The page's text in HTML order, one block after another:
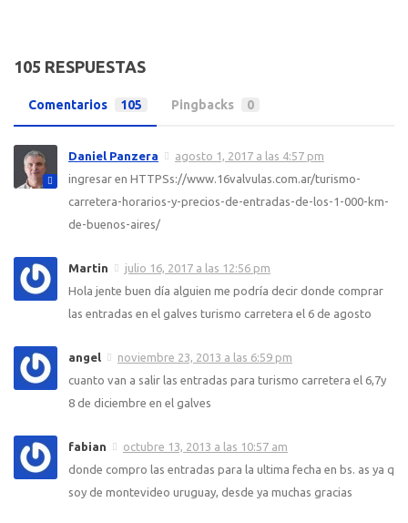
105 RESPUESTAS
Comentarios 105 Pingbacks 0
Daniel Panzera
agosto 1, 2017 a las 4:57 pm
ingresar en HTTPSs://www.16valvulas.com.ar/turismo-
carretera-horarios-y-precios-de-entradas-de-los-1-000-km-
de-buenos-aires/
Martin
julio 16, 2017 a las 12:56 pm
Hola jente buen día alguien me podría decir donde comprar
las entradas en el galves turismo carretera el 6 de agosto
angel
noviembre 23, 2013 a las 6:59 pm
cuanto van a salir las entradas para turismo carretera el 6,7y
8 de diciembre en el galves
fabian
octubre 13, 2013 a las 10:57 am
donde compro las entradas para la ultima fecha en bs. as ya q
soy de montevideo uruguay, desde ya muchas gracias